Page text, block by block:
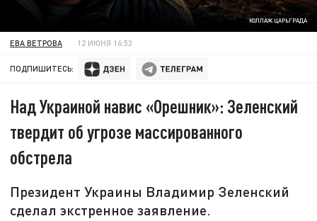
КОЛЛАЖ ЦАРЬГРАДА
ЕВА ВЕТРОВА 12 ИЮНЯ 16:53
ПОДПИШИТЕСЬ:
Над Украиной навис «Орешник»: Зеленский
твердит об угрозе массированного
обстрела
Президент Украины Владимир Зеленский
сделал экстренное заявление.